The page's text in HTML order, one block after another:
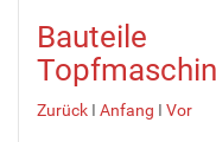
Bauteile
Zurück I Anfang I Vor